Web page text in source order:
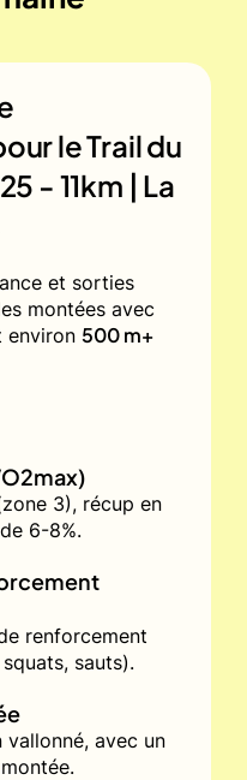
leTrail du
- 11km | La
et sorties
montées avec
environ 500 m+
3), récup en
6-8%.
renforcement
sauts).
vallonné, avec un